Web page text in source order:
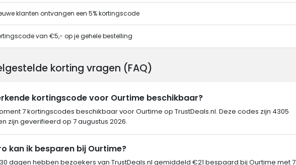
klanten ontvangen een 5% kortingscode
van €5,- op je gehele bestelling
korting vragen (FAQ)
kortingscode voor Ourtime beschikbaar?
7 kortingscodes beschikbaar voor Ourtime op TrustDeals.nl. Deze codes zijn 4305
zijn geverifieerd op 7 augustus 2026.
kan ik besparen bij Ourtime?
dagen hebben bezoekers van TrustDeals.nl gemiddeld €21 bespaard bij Ourtime met 7